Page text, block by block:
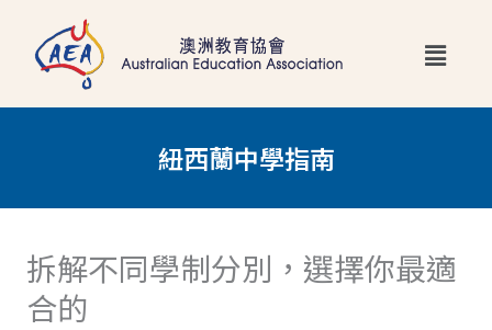
Main
紐西蘭中學指南
拆解不同學制分別，選擇你最適
合的